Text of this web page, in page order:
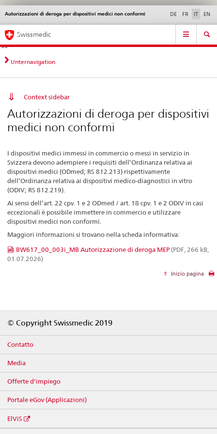
Navigazione
diretta:
novità,
aspetti
contatto
Novità &
norme
Contatto | Supporto &
aiuto
Autorizzazioni di deroga per dispositivi medici non conformi DE FR IT EN
Service
Navigation
Swissmedic
Unternavigation
Context sidebar
Autorizzazioni di deroga per dispositivi
medici non conformi
I dispositivi medici immessi in commercio o messi in servizio in
Svizzera devono adempiere i requisiti dell’Ordinanza relativa ai
dispositivi medici (ODmed; RS 812.213) rispettivamente
dell’Ordinanza relativa ai dispositivi medico-diagnostici in vitro
(ODIV; RS 812.219).
Ai sensi dell’art. 22 cpv. 1 e 2 ODmed / art. 18 cpv. 1 e 2 ODIV in casi
eccezionali è possibile immettere in commercio e utilizzare
dispositivi medici non conformi.
Maggiori informazioni si trovano nella scheda informativa:
BW617_00_003i_MB Autorizzazione di deroga MEP (PDF, 266 kB,
01.07.2026)
Inizio pagina
© Copyright Swissmedic 2019
Contatto
Media
Offerte d'impiego
Portale eGov (Applicazioni)
ElViS